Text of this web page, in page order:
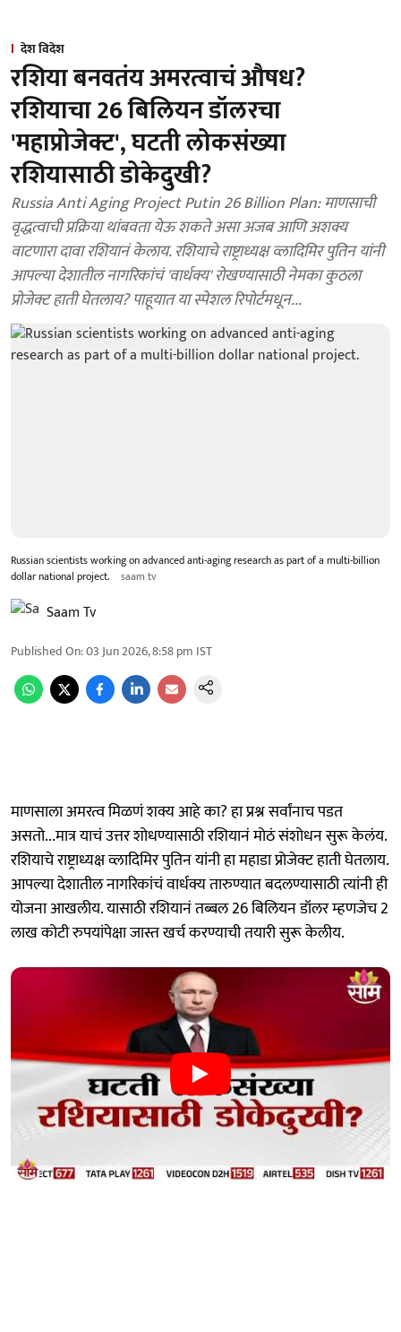
देश विदेश
रशिया बनवतंय अमरत्वाचं औषध?
रशियाचा 26 बिलियन डॉलरचा
'महाप्रोजेक्ट', घटती लोकसंख्या
रशियासाठी डोकेदुखी?
Russia Anti Aging Project Putin 26 Billion Plan: माणसाची
वृद्धत्वाची प्रक्रिया थांबवता येऊ शकते असा अजब आणि अशक्य
वाटणारा दावा रशियानं केलाय. रशियाचे राष्ट्राध्यक्ष व्लादिमिर पुतिन यांनी
आपल्या देशातील नागरिकांचं 'वार्धक्य' रोखण्यासाठी नेमका कुठला
प्रोजेक्ट हाती घेतलाय? पाहूयात या स्पेशल रिपोर्टमधून...
Russian scientists working on advanced anti-aging research as part of a multi-billion
dollar national project.
saam tv
Saam Tv
Published On:03 Jun 2026, 8:58 pm IST
माणसाला अमरत्व मिळणं शक्य आहे का? हा प्रश्न सर्वांनाच पडत
असतो...मात्र याचं उत्तर शोधण्यासाठी रशियानं मोठं संशोधन सुरू केलंय.
रशियाचे राष्ट्राध्यक्ष व्लादिमिर पुतिन यांनी हा महाडा प्रोजेक्ट हाती घेतलाय.
आपल्या देशातील नागरिकांचं वार्धक्य तारुण्यात बदलण्यासाठी त्यांनी ही
योजना आखलीय. यासाठी रशियानं तब्बल 26 बिलियन डॉलर म्हणजेच 2
लाख कोटी रुपयांपेक्षा जास्त खर्च करण्याची तयारी सुरू केलीय.